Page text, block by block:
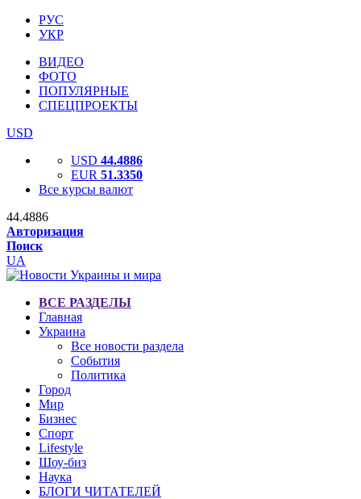
РУС
УКР
ВИДЕО
ФОТО
ПОПУЛЯРНЫЕ
СПЕЦПРОЕКТЫ
USD
USD 44.4886
EUR 51.3350
Все курсы валют
44.4886
Авторизация
Поиск
UA
ВСЕ РАЗДЕЛЫ
Главная
Украина
Все новости раздела
События
Политика
Город
Мир
Бизнес
Спорт
Lifestyle
Шоу-биз
Наука
БЛОГИ ЧИТАТЕЛЕЙ